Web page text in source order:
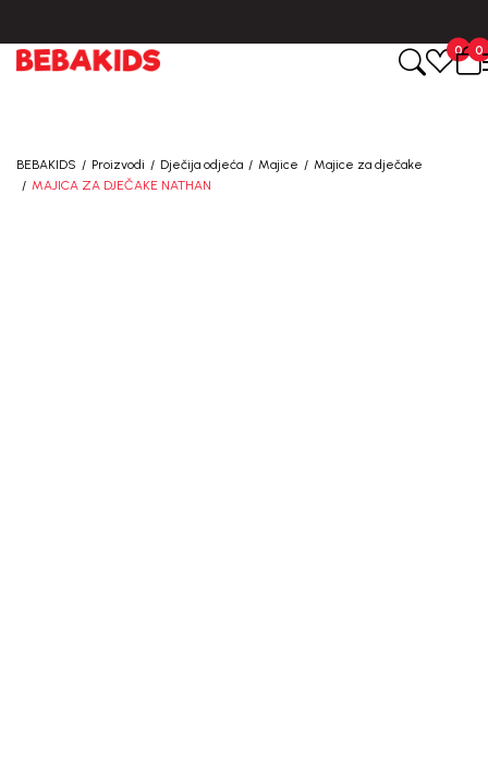
0
0
BEBAKIDS Proizvodi Dječija odjeća Majice
Majice za dječake
MAJICA ZA DJEČAKE NATHAN